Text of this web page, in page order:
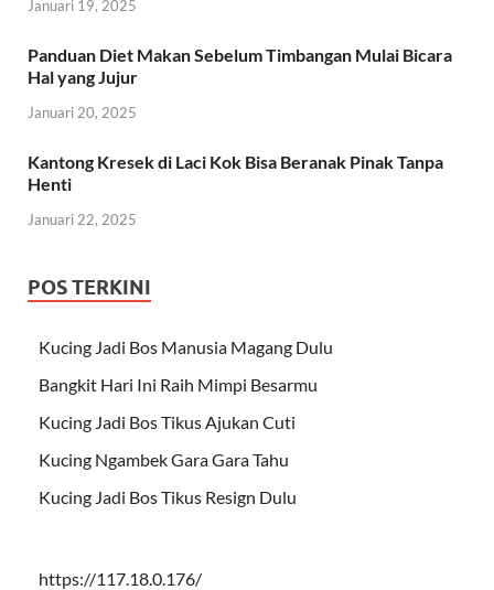
Januari 19, 2025
Panduan Diet Makan Sebelum Timbangan Mulai Bicara
Hal yang Jujur
Januari 20, 2025
Kantong Kresek di Laci Kok Bisa Beranak Pinak Tanpa
Henti
Januari 22, 2025
POS TERKINI
Kucing Jadi Bos Manusia Magang Dulu
Bangkit Hari Ini Raih Mimpi Besarmu
Kucing Jadi Bos Tikus Ajukan Cuti
Kucing Ngambek Gara Gara Tahu
Kucing Jadi Bos Tikus Resign Dulu
https://117.18.0.176/